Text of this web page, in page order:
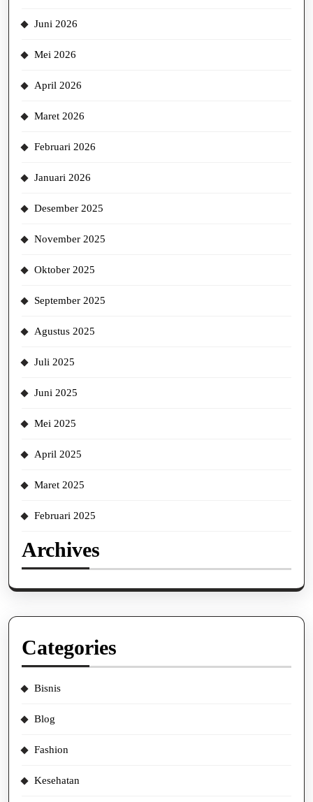
Juni 2026
Mei 2026
April 2026
Maret 2026
Februari 2026
Januari 2026
Desember 2025
November 2025
Oktober 2025
September 2025
Agustus 2025
Juli 2025
Juni 2025
Mei 2025
April 2025
Maret 2025
Februari 2025
Archives
Categories
Bisnis
Blog
Fashion
Kesehatan